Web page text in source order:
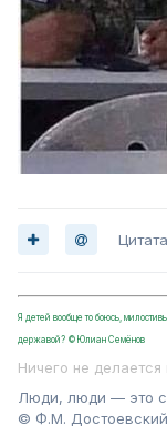
Цитата
Я детей вообще то боюсь,
державой? ©Юлиан Семёнов
Ничего не
Люди, люди — это
© Ф.М. Достоевский